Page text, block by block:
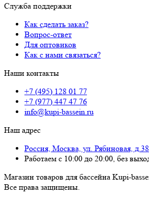
Служба поддержки
Как сделать заказ?
Вопрос-ответ
Для оптовиков
Как с нами связаться?
Наши контакты
+7 (495) 128 01 77
+7 (977) 447 47 76
info@kupi-bassein.ru
Наш адрес
Россия, Москва, ул. Рябиновая,
Работаем с 10:00 до 20:00, без
Магазин товаров для бассейна Kupi-
Все пра­ва за­щи­ще­ны.